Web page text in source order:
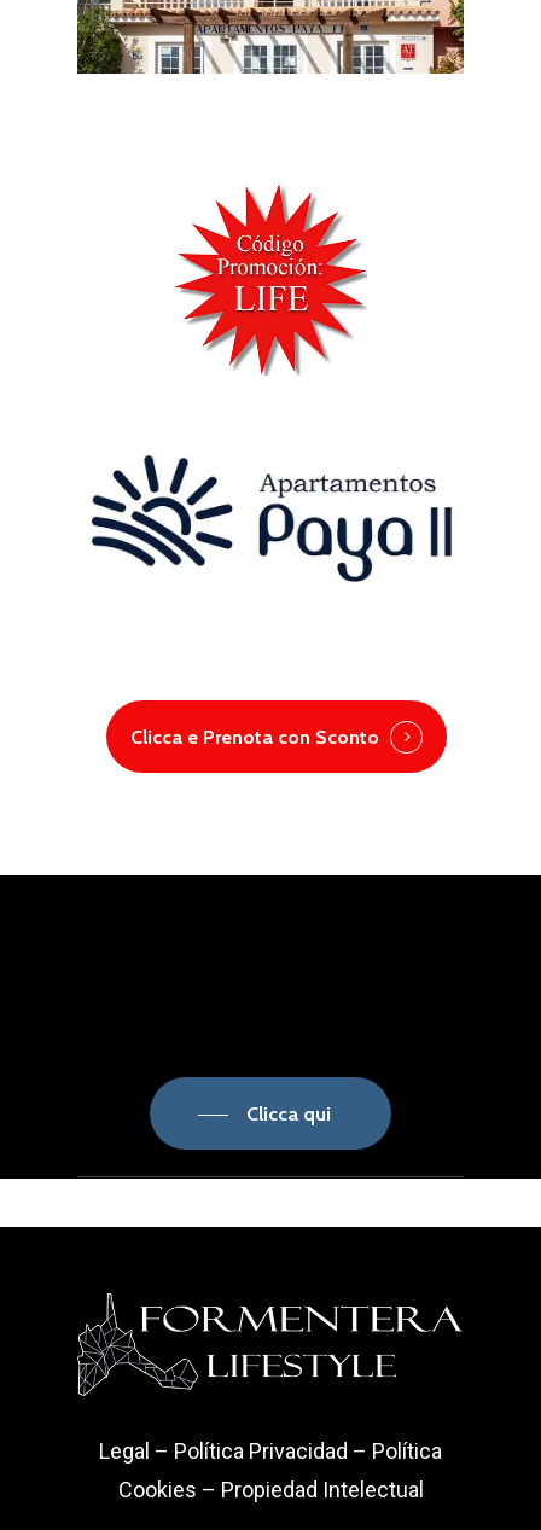
Clicca e Prenota con Sconto
Clicca qui
Legal – Política Privacidad – Política
Cookies – Propiedad Intelectual